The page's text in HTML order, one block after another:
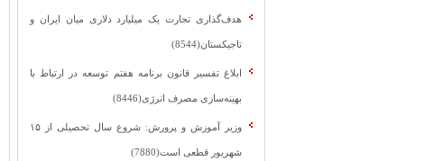
هدف‌گذاری تجارت یک میلیارد دلاری میان ایران و
تاجیکستان(8544)
ابلاغ تفسیر قانون برنامه هفتم توسعه در ارتباط با
بهینه‌سازی مصرف انرژی(8446)
وزیر آموزش و پرورش: شروع سال تحصیلی از ۱۵
شهریور قطعی است(7880)